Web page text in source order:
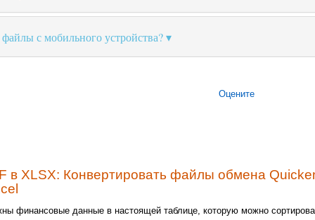
с мобильного устройства?
Оцените
в XLSX: Конвертировать файлы обмена
финансовые данные в настоящей таблице, которую можно